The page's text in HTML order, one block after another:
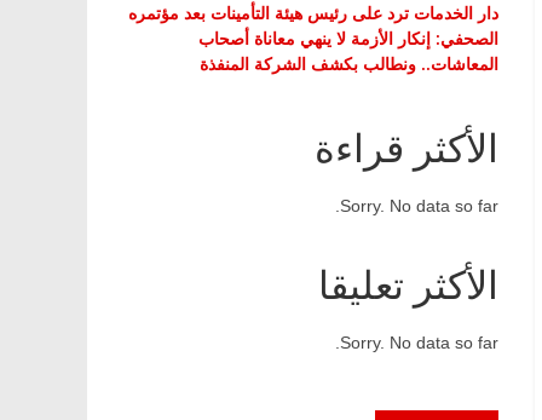
دار الخدمات ترد على رئيس هيئة التأمينات بعد مؤتمره
الصحفي: إنكار الأزمة لا ينهي معاناة أصحاب
المعاشات.. ونطالب بكشف الشركة المنفذة
الأكثر قراءة
Sorry. No data so far.
الأكثر تعليقا
Sorry. No data so far.